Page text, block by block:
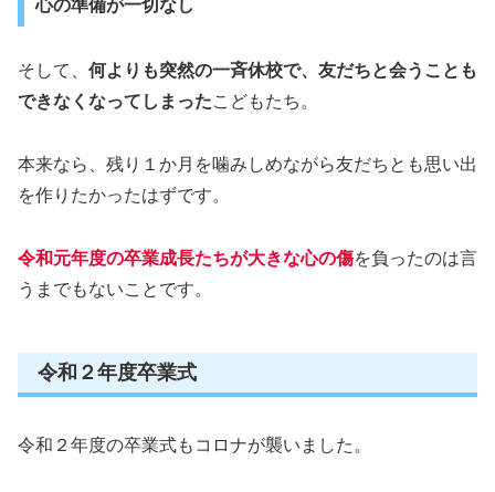
心の準備が一切なし
そして、 何よりも突然の一斉休校で、友だちと会うことも
できなくなってしまったこどもたち。
本来なら、残り１か月を噛みしめながら友だちとも思い出
を作りたかったはずです。
令和元年度の卒業成長たちが大きな心の傷を負ったのは言
うまでもないことです。
令和２年度卒業式
令和２年度の卒業式もコロナが襲いました。